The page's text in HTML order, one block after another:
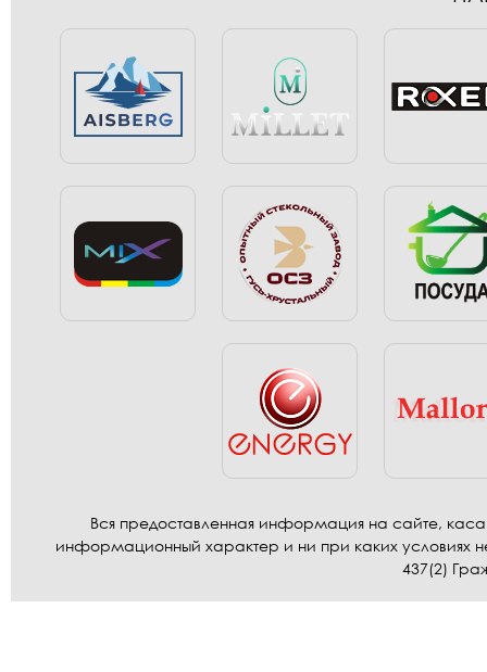
Вся предоставленная информация на сайте,
информационный характер и ни при каких условиях
437(2)